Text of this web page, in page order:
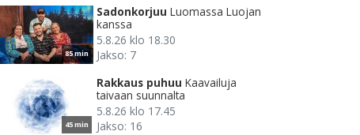
85 min
Sadonkorjuu Luomassa Luojan
kanssa
5.8.26 klo 18.30
Jakso: 7
45 min
Rakkaus puhuu Kaavailuja
taivaan suunnalta
5.8.26 klo 17.45
Jakso: 16